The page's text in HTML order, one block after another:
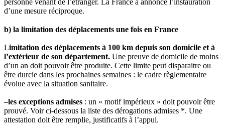
personne venant de l’étranger. La France a annoncé l’instauration
d’une mesure réciproque.
b) la limitation des déplacements une fois en France
Limitation des déplacements à 100 km depuis son domicile et à
l’extérieur de son département. Une preuve de domicile de moins
d’un an doit pouvoir être produite. Cette limite peut disparaitre ou
être durcie dans les prochaines semaines : le cadre règlementaire
évolue avec la situation sanitaire.
–les exceptions admises : un « motif impérieux » doit pouvoir être
prouvé. Voir ci-dessous la liste des dérogations admises *. Une
attestation doit être remplie, justificatifs à l’appui.